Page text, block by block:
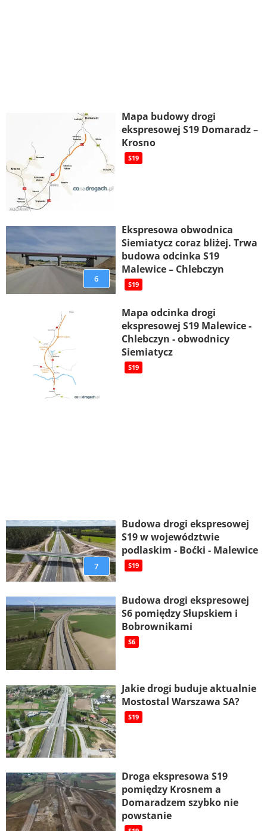
Mapa budowy drogi
ekspresowej S19 Domaradz –
Krosno
S19
6
Ekspresowa obwodnica
Siemiatycz coraz bliżej. Trwa
budowa odcinka S19
Malewice – Chlebczyn
S19
Mapa odcinka drogi
ekspresowej S19 Malewice -
Chlebczyn - obwodnicy
Siemiatycz
S19
7
Budowa drogi ekspresowej
S19 w województwie
podlaskim - Boćki - Malewice
S19
Budowa drogi ekspresowej
S6 pomiędzy Słupskiem i
Bobrownikami
S6
Jakie drogi buduje aktualnie
Mostostal Warszawa SA?
S19
Droga ekspresowa S19
pomiędzy Krosnem a
Domaradzem szybko nie
powstanie